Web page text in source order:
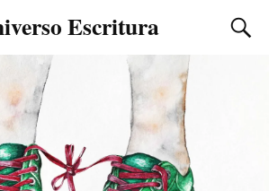
Escritura